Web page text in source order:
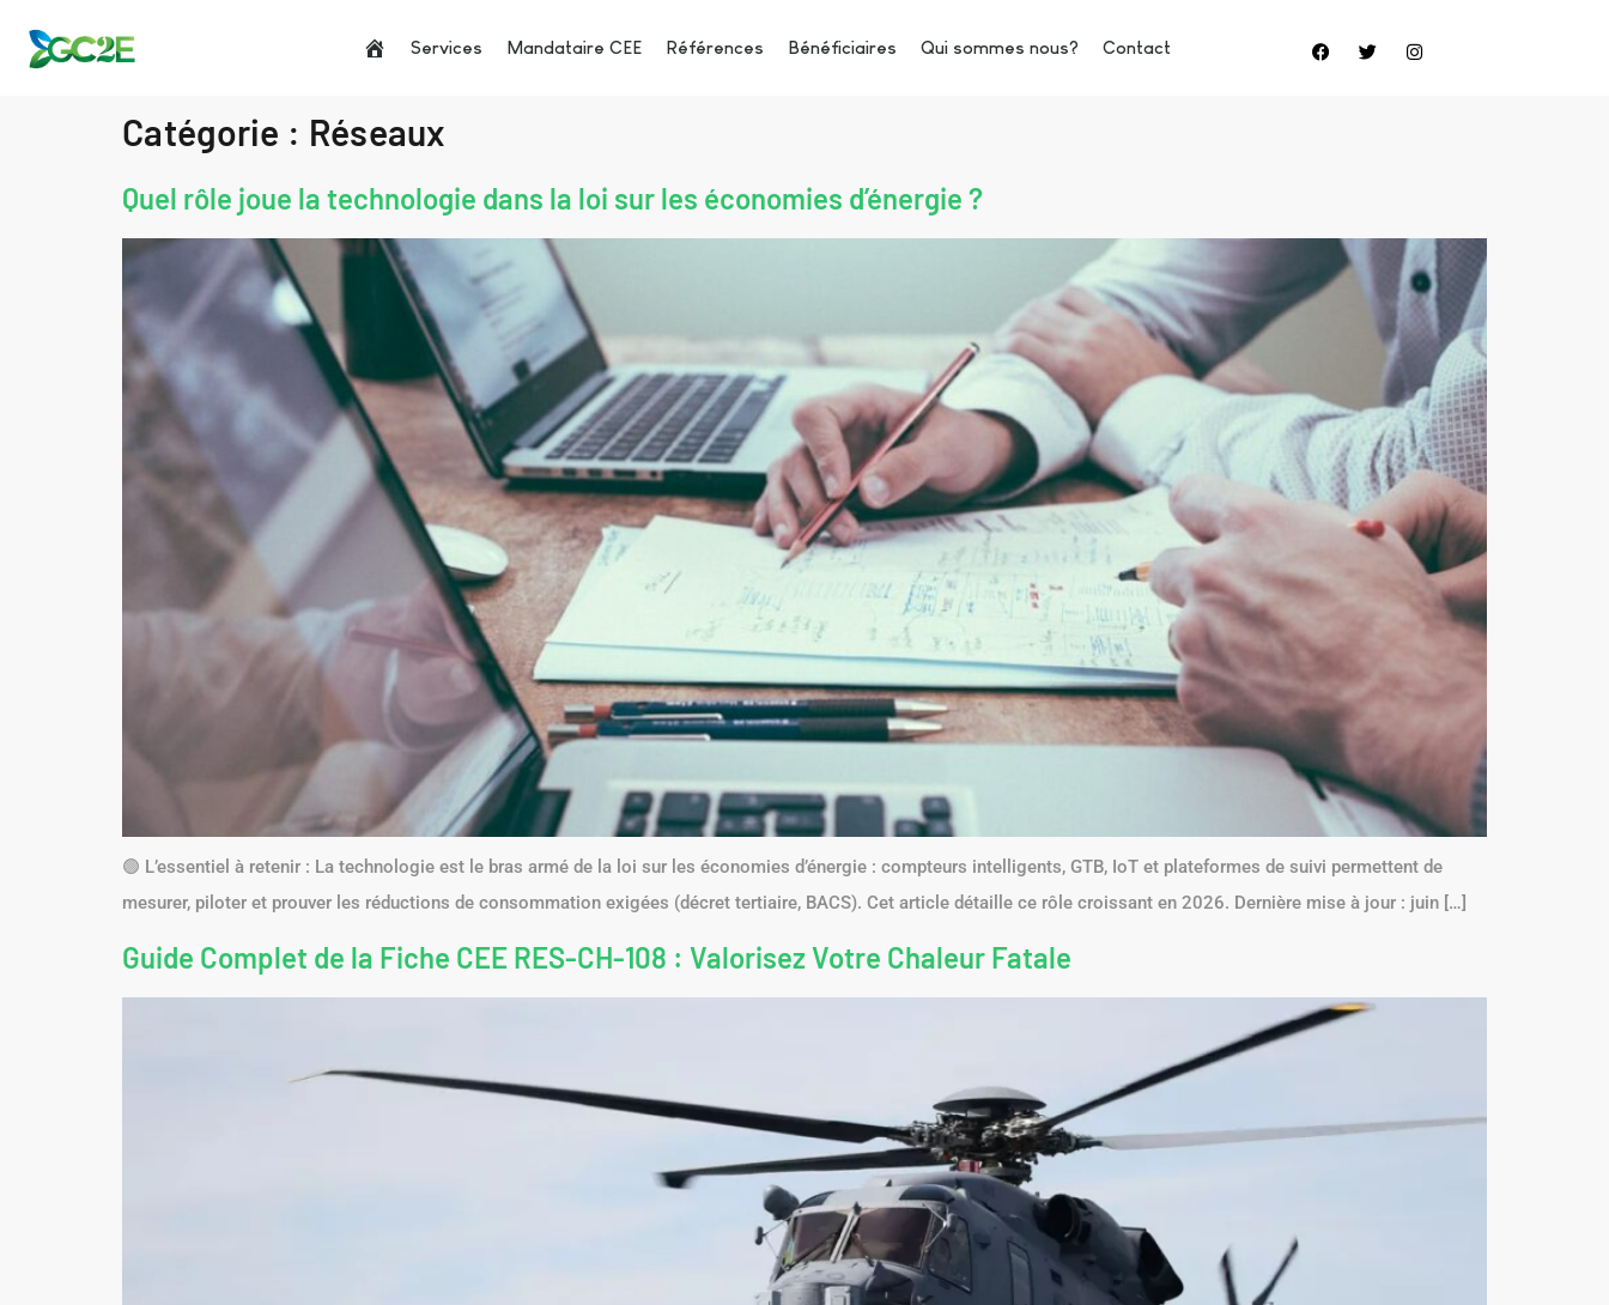
Services Mandataire CEE Références Bénéficiaires Qui sommes nous? Contact
Catégorie : Réseaux
Quel rôle joue la technologie dans la loi sur les économies d’énergie ?
🟢 L’essentiel à retenir : La technologie est le bras armé de la loi sur les économies d’énergie : compteurs intelligents, GTB, IoT et plateformes de suivi permettent de
mesurer, piloter et prouver les réductions de consommation exigées (décret tertiaire, BACS). Cet article détaille ce rôle croissant en 2026. Dernière mise à jour : juin […]
Guide Complet de la Fiche CEE RES-CH-108 : Valorisez Votre Chaleur Fatale